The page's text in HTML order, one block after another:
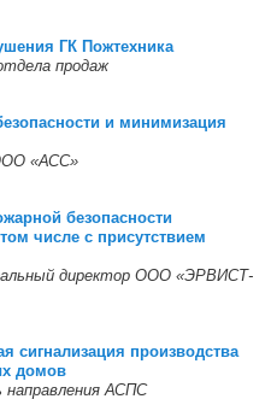
ГК Пожтехника
продаж
и минимизация
«АСС»
безопасности
числе с присутствием
директор ООО «ЭРВИСТ-
сигнализация производства
домов
направления АСПС